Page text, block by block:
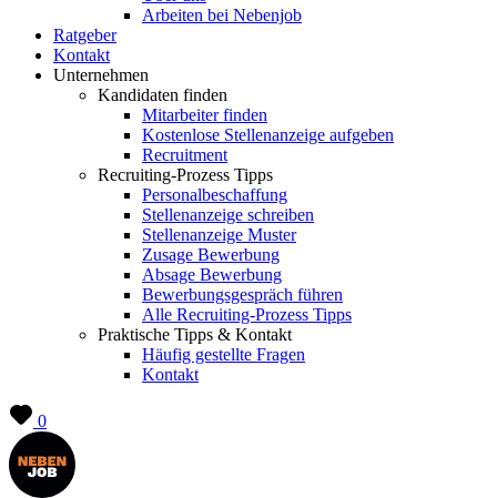
Arbeiten bei Nebenjob
Ratgeber
Kontakt
Unternehmen
Kandidaten finden
Mitarbeiter finden
Kostenlose Stellenanzeige aufgeben
Recruitment
Recruiting-Prozess Tipps
Personalbeschaffung
Stellenanzeige schreiben
Stellenanzeige Muster
Zusage Bewerbung
Absage Bewerbung
Bewerbungsgespräch führen
Alle Recruiting-Prozess Tipps
Praktische Tipps & Kontakt
Häufig gestellte Fragen
Kontakt
0